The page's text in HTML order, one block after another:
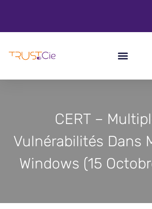
CERT –
Vulnérabilités Dans
Windows (15